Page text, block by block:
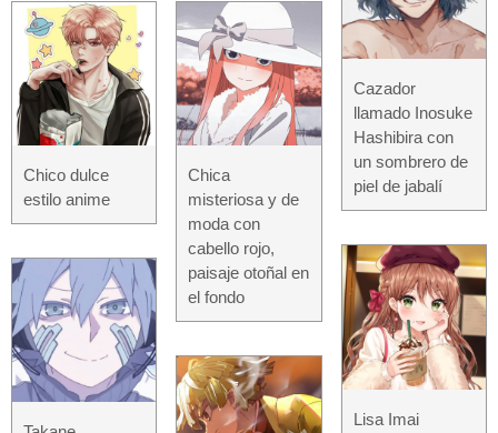
Chico dulce
estilo anime
Chica
misteriosa y de
moda con
cabello rojo,
paisaje otoñal en
el fondo
Cazador
llamado Inosuke
Hashibira con
un sombrero de
piel de jabalí
Lisa Imai